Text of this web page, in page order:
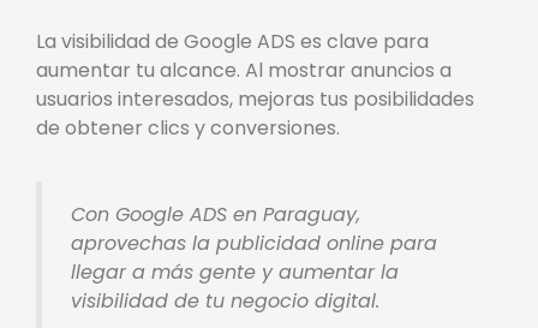
La visibilidad de Google ADS es clave para
aumentar tu alcance. Al mostrar anuncios a
usuarios interesados, mejoras tus posibilidades
de obtener clics y conversiones.
Con Google ADS en Paraguay,
aprovechas la publicidad online para
llegar a más gente y aumentar la
visibilidad de tu negocio digital.